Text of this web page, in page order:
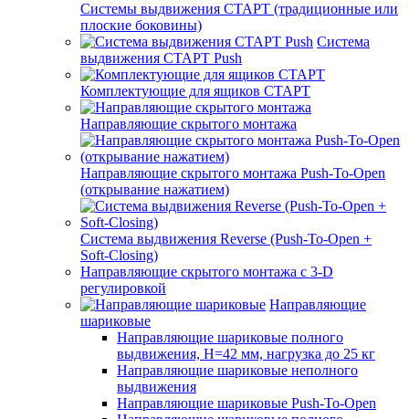
Системы выдвижения СТАРТ (традиционные или
плоские боковины)
Система
выдвижения СТАРТ Push
Комплектующие для ящиков СТАРТ
Направляющие скрытого монтажа
Направляющие скрытого монтажа Push-To-Open
(открывание нажатием)
Система выдвижения Reverse (Push-To-Open +
Soft-Closing)
Направляющие скрытого монтажа с 3-D
регулировкой
Направляющие
шариковые
Направляющие шариковые полного
выдвижения, H=42 мм, нагрузка до 25 кг
Направляющие шариковые неполного
выдвижения
Направляющие шариковые Push-To-Open